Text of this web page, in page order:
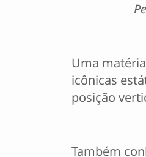
Uma
icônicas
posição
Também